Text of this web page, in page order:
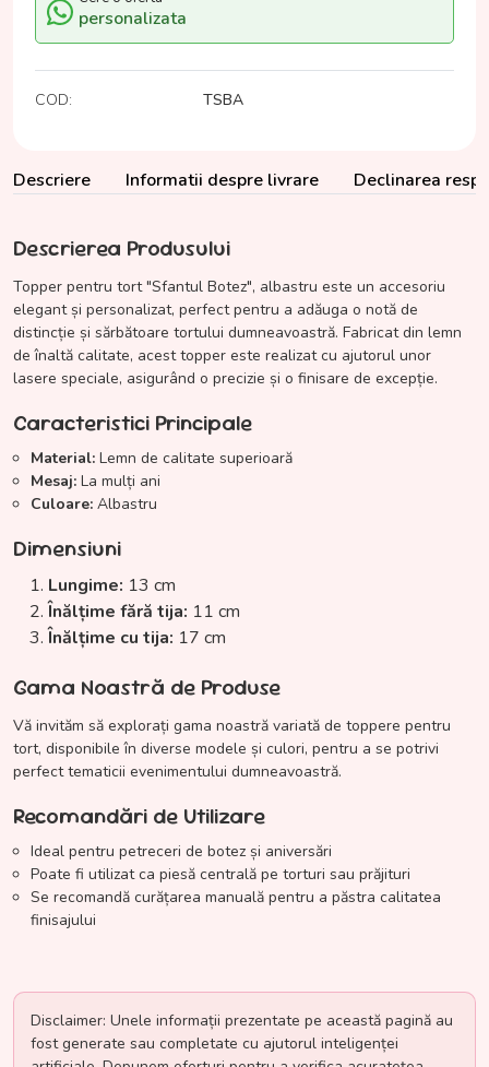
personalizata
COD: TSBA
Descriere Informatii despre livrare Declinarea
Descrierea Produsului
Topper pentru tort "Sfantul Botez", albastru este un accesoriu
elegant și personalizat, perfect pentru a adăuga o notă de
distincție și sărbătoare tortului dumneavoastră. Fabricat din lemn
de înaltă calitate, acest topper este realizat cu ajutorul unor
lasere speciale, asigurând o precizie și o finisare de excepție.
Caracteristici Principale
Material: Lemn de calitate superioară
Mesaj: La mulți ani
Culoare: Albastru
Dimensiuni
Lungime: 13 cm
Înălțime fără tija: 11 cm
Înălțime cu tija: 17 cm
Gama Noastră de Produse
Vă invităm să explorați gama noastră variată de toppere pentru
tort, disponibile în diverse modele și culori, pentru a se potrivi
perfect tematicii evenimentului dumneavoastră.
Recomandări de Utilizare
Ideal pentru petreceri de botez și aniversări
Poate fi utilizat ca piesă centrală pe torturi sau prăjituri
Se recomandă curățarea manuală pentru a păstra calitatea
finisajului
Disclaimer: Unele informații prezentate pe această pagină au
fost generate sau completate cu ajutorul inteligenței